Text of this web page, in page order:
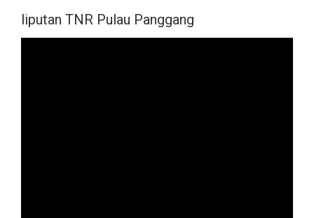
liputan TNR Pulau Panggang